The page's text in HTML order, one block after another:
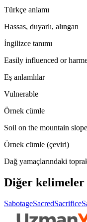
Türkçe anlamı
Hassas, duyarlı, alıngan
İngilizce tanımı
Easily influenced or
Eş anlamlılar
Vulnerable
Örnek cümle
Soil on the mountain
Örnek cümle (çeviri)
Dağ yamaçlarındaki
Diğer kelimeler
SabotageSacredSacrifice